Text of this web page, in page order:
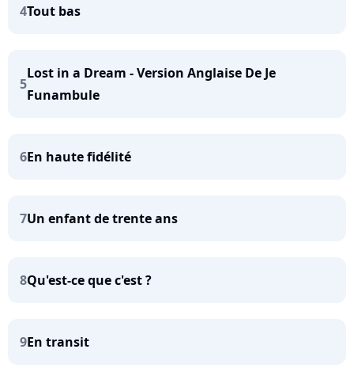
4Tout bas
5
Lost in a Dream - Version Anglaise De Je
Funambule
6En haute fidélité
7Un enfant de trente ans
8Qu'est-ce que c'est ?
9En transit